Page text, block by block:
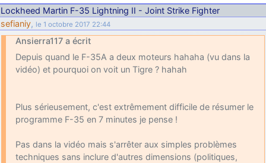
Lockheed Martin F-35 Lightning II - Joint Strike Fighter
sefianiy, le 1 octobre 2017 22:44
Ansierra117 a écrit
Depuis quand le F-35A a deux moteurs hahaha (vu dans la
vidéo) et pourquoi on voit un Tigre ? hahah
Plus sérieusement, c'est extrêmement difficile de résumer le
programme F-35 en 7 minutes je pense !
Pas dans la vidéo mais s'arrêter aux simples problèmes
techniques sans inclure d'autres dimensions (politiques,